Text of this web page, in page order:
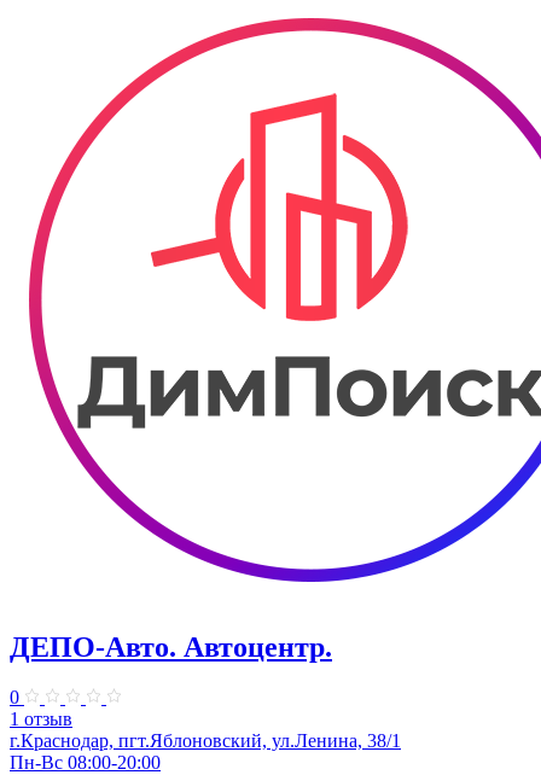
ДЕПО-Авто. Автоцентр.
0
1 отзыв
г.Краснодар, пгт.Яблоновский, ул.Ленина, 38/1
Пн-Вс 08:00-20:00